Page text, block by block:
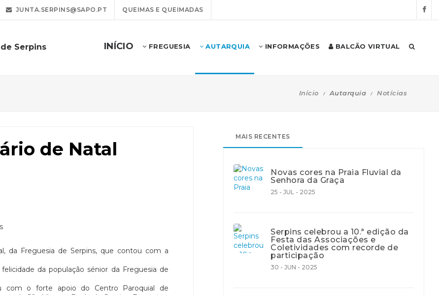
JUNTA.SERPINS@SAPO.PT QUEIMAS E QUEIMADAS
Serpins INÍCIO FREGUESIA AUTARQUIA INFORMAÇÕES BALCÃO VIRTUAL
Início Autarquia Notícias
de Natal
da Freguesia de Serpins, que contou com a
da população sénior da Freguesia de
com o forte apoio do Centro Paroquial de
MAIS RECENTES
Novas cores na Praia Fluvial da
Senhora da Graça
25 - JUL - 2025
Serpins celebrou a 10.ª edição da
Festa das Associações e
Coletividades com recorde de
participação
30 - JUN - 2025